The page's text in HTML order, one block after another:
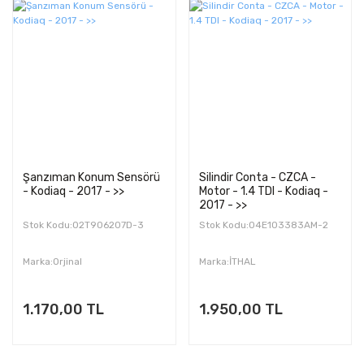
Şanzıman Konum Sensörü
- Kodiaq - 2017 - >>
Stok Kodu:02T906207D-3
Marka:Orjinal
1.170,00 TL
Silindir Conta - CZCA -
Motor - 1.4 TDI - Kodiaq -
2017 - >>
Stok Kodu:04E103383AM-2
Marka:İTHAL
1.950,00 TL